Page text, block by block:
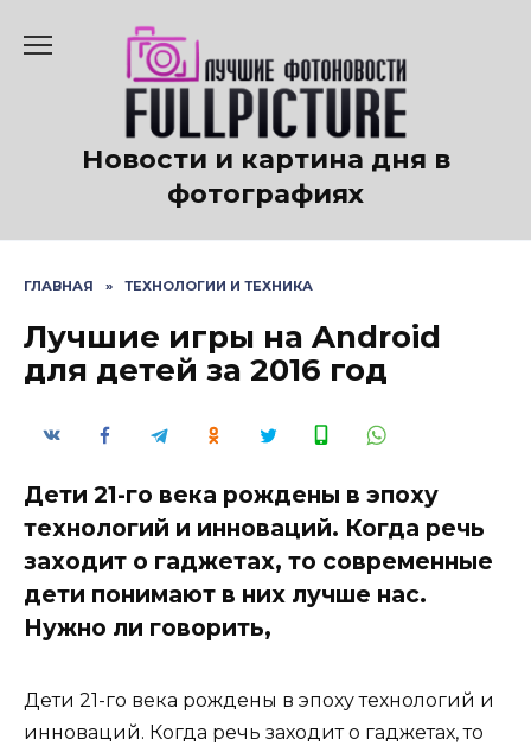
содержанию
Новости и картина дня в
фотографиях
ГЛАВНАЯ » ТЕХНОЛОГИИ И ТЕХНИКА
Лучшие игры на Android
для детей за 2016 год
Дети 21-го века рождены в эпоху
технологий и инноваций. Когда речь
заходит о гаджетах, то современные
дети понимают в них лучше нас.
Нужно ли говорить,
Дети 21-го века рождены в эпоху технологий и
инноваций. Когда речь заходит о гаджетах, то